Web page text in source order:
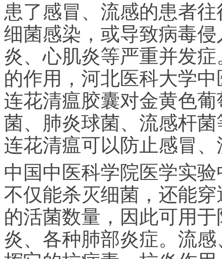
患了感冒、流感的患者
细菌感染，或导致病毒
炎、心肌炎等严重并发
的作用，河北医科大学
连花清瘟胶囊对金黄色
菌、肺炎球菌、流感杆
连花清瘟可以防止感冒
中国中医科学院医学实
不仅能杀灭细菌，还能
的活菌数量，因此可用
炎、各种肺部炎症。流